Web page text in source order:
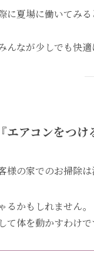
に夏場に働いてみ
なが少しでも快
アコンをつけ
様の家でのお掃除
かもしれません。
体を動かすわけ